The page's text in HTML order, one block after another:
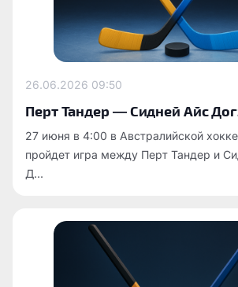
26.06.2026 09:50
Перт Тандер — Сидней Айс
27 июня в 4:00 в Австралийской
пройдет игра между Перт Тандер и
Д...